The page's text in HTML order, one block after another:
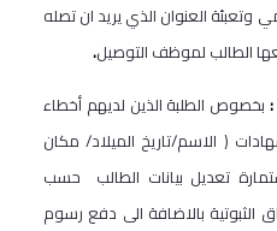
وتعبئة العنوان الذي يريد ان تصله
الطالب لموظف التوصيل.
بخصوص الطلبة الذين لديهم أخطاء
( الاسم/تاريخ الميلاد/ مكان
تعديل بيانات الطالب حسب
الثبوتية بالاضافة الى دفع رسوم